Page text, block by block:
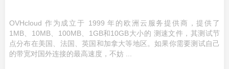
OVHcloud 作为成立于 1999 年的欧洲云服务提供商，提供了
1MB、10MB、100MB、1GB和10GB大小的 测速文件，其测试节
点分布在美国、法国、英国和加拿大等地区。如果你需要测试自己
的带宽对国外连接的最高速度，不妨 ...